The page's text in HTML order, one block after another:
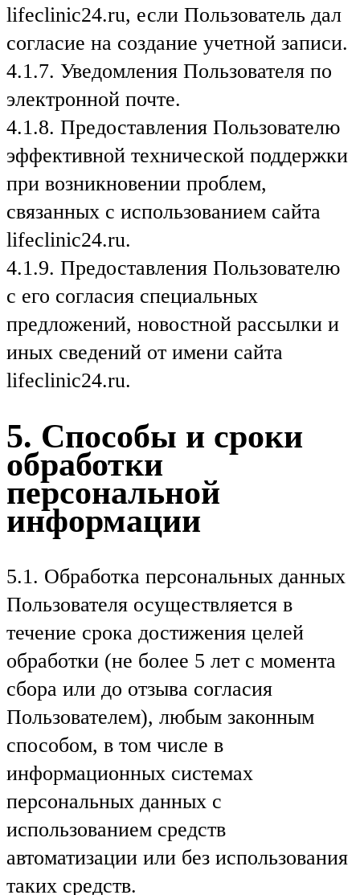
lifeclinic24.ru, если Пользователь дал
согласие на создание учетной записи.
4.1.7. Уведомления Пользователя по
электронной почте.
4.1.8. Предоставления Пользователю
эффективной технической поддержки
при возникновении проблем,
связанных с использованием сайта
lifeclinic24.ru.
4.1.9. Предоставления Пользователю
с его согласия специальных
предложений, новостной рассылки и
иных сведений от имени сайта
lifeclinic24.ru.
5. Способы и сроки
обработки
персональной
информации
5.1. Обработка персональных данных
Пользователя осуществляется в
течение срока достижения целей
обработки (не более 5 лет с момента
сбора или до отзыва согласия
Пользователем), любым законным
способом, в том числе в
информационных системах
персональных данных с
использованием средств
автоматизации или без использования
таких средств.